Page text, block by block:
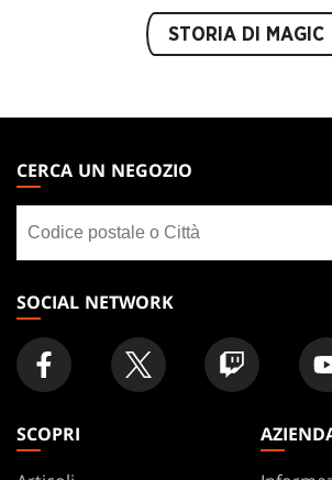
STORIA DI MAGIC
THE
GATHERING
FOOTER
CERCA UN NEGOZIO
un
negozio
SOCIAL NETWORK
SCOPRI